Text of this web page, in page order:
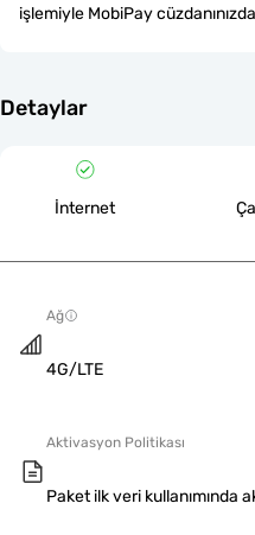
işlemiyle MobiPay cüzdanınızda
Detaylar
İnternet
Ağ
4G/LTE
Aktivasyon Politikası
Paket ilk veri kullanımında